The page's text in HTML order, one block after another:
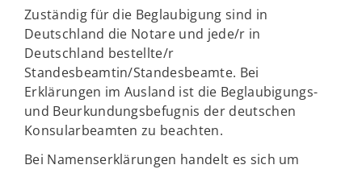
Zuständig für die Beglaubigung sind in
Deutschland die Notare und jede/r in
Deutschland bestellte/r
Standesbeamtin/Standesbeamte. Bei
Erklärungen im Ausland ist die Beglaubigungs-
und Beurkundungsbefugnis der deutschen
Konsularbeamten zu beachten.
Bei Namenserklärungen handelt es sich um